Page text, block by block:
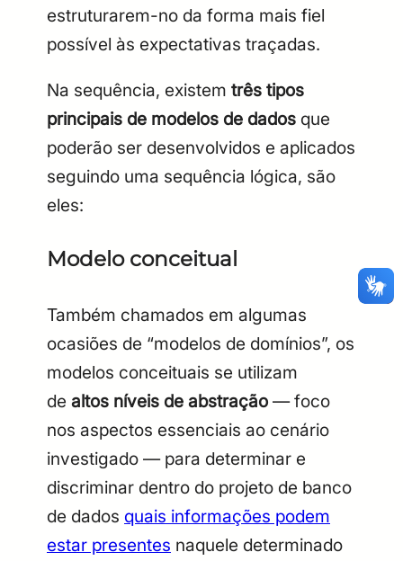
Email
Digite sua senha Confirme a senha
estruturarem-no da forma mais fiel
possível às expectativas traçadas.
Na sequência, existem três tipos
principais de modelos de dados que
poderão ser desenvolvidos e aplicados
seguindo uma sequência lógica, são
eles:
Modelo conceitual
Também chamados em algumas
ocasiões de “modelos de domínios”, os
modelos conceituais se utilizam
de altos níveis de abstração — foco
nos aspectos essenciais ao cenário
investigado — para determinar e
discriminar dentro do projeto de banco
de dados quais informações podem
estar presentes naquele determinado